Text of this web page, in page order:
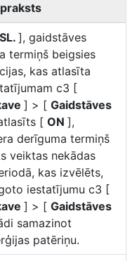
], gaidstāves
termiņš beigsies
kas atlasīta
c3 [
] > [ Gaidstāves
[ ON ],
derīguma termiņš
veiktas nekādas
kas izvēlēts,
iestatījumu c3 [
] > [ Gaidstāves
samazinot
patēriņu.